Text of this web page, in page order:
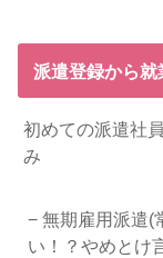
派遣登録から就
初めての派遣社
み
無期雇用派遣(
い！？やめとけ